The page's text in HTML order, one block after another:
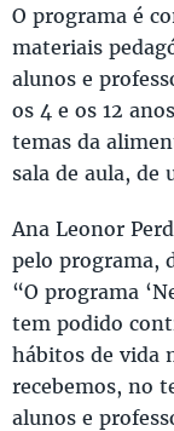
O programa é
materiais
alunos e
os 4 e os 12
temas da
sala de aula, de
Ana Leonor
pelo programa,
“O programa
tem podido
hábitos de vida
recebemos, no
alunos e